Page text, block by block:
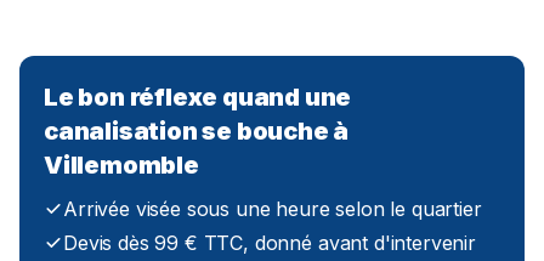
Le bon réflexe quand une
canalisation se bouche à
Villemomble
Arrivée visée sous une heure selon le quartier
Devis dès 99 € TTC, donné avant d'intervenir